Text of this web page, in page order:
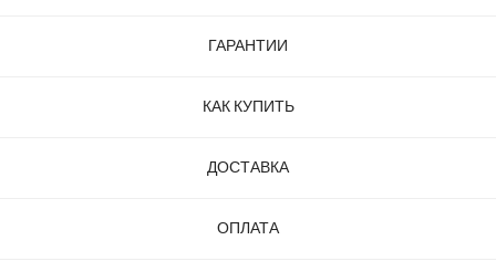
ГАРАНТИИ
КАК КУПИТЬ
ДОСТАВКА
ОПЛАТА